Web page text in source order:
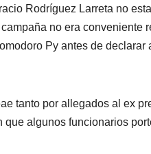
Rodríguez Larreta no
no era conveniente
Py antes de declarar
tanto por allegados al ex
algunos funcionarios